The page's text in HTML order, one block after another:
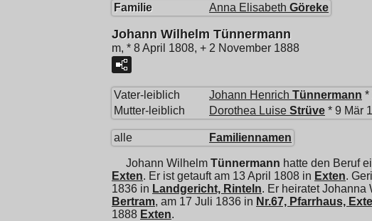
Familie Anna Elisabeth Göreke
Johann Wilhelm Tünnermann
m, * 8 April 1808, + 2 November 1888
Vater-leiblich Johann Henrich Tünnermann *
Mutter-leiblich
Dorothea Luise Strüve * 9 Mär
alle Familiennamen
Johann Wilhelm Tünnermann hatte den Beruf
Exten. Er ist getauft am 13 April 1808 in Exten.
1836 in Landgericht, Rinteln. Er heiratetJohanna
Bertram, am 17 Juli 1836 in Nr.67, Pfarrhaus,
1888 Exten.